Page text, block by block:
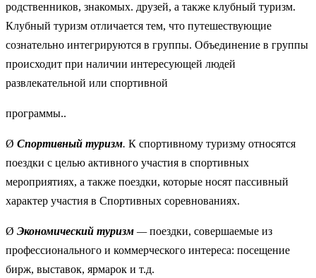
родственников, знакомых. друзей, а также клубный туризм.
Клубный туризм отличается тем, что путешествующие
сознательно интегрируются в группы. Объединение в группы
происходит при наличии интересующей людей
развлекательной или спортивной
программы..
Ø Спортивный туризм. К спортивному туризму относятся
поездки с целью активного участия в спортивных
мероприятиях, а также поездки, которые носят пассивный
характер участия в Спортивных соревнованиях.
Ø Экономический туризм —поездки, совершаемые из
профессионального и коммерческого интереса: посещение
бирж, выставок, ярмарок и т.д.